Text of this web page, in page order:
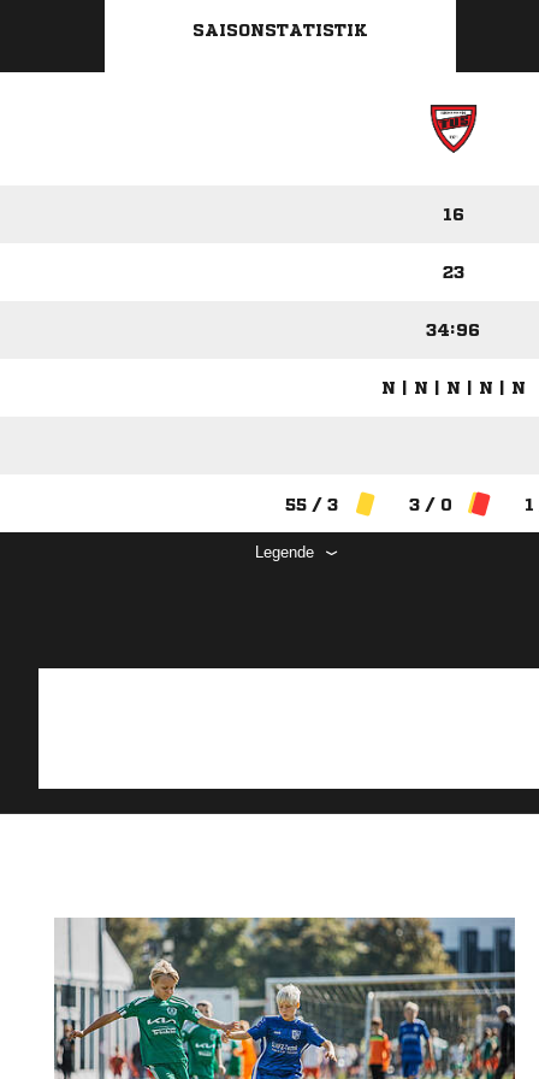
SAISONSTATISTIK
16
23
34:96
N | N | N | N | N
55 / 3 3 / 0
Legende